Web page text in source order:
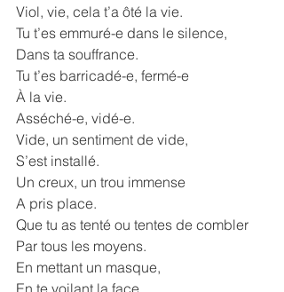
Viol, vie, cela t’a ôté la vie.
Tu t’es emmuré-e dans le silence,
Dans ta souffrance.
Tu t’es barricadé-e, fermé-e
À la vie.
Asséché-e, vidé-e.
Vide, un sentiment de vide,
S’est installé.
Un creux, un trou immense
A pris place.
Que tu as tenté ou tentes de combler
Par tous les moyens.
En mettant un masque,
En te voilant la face